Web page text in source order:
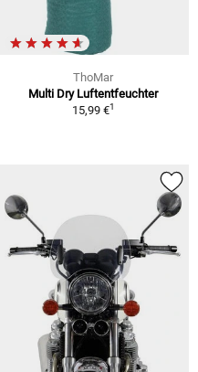
ThoMar
Multi Dry Luftentfeuchter
15,99 €1